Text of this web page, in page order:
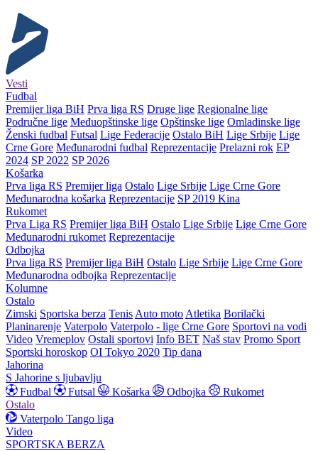
Vesti
Fudbal
Premijer liga BiH Prva liga RS Druge lige Regionalne lige
Područne lige Međuopštinske lige Opštinske lige Omladinske lige
Ženski fudbal Futsal Lige Federacije Ostalo BiH Lige Srbije Lige
Crne Gore Međunarodni fudbal Reprezentacije Prelazni rok EP
2024 SP 2022 SP 2026
Košarka
Prva liga RS Premijer liga Ostalo Lige Srbije Lige Crne Gore
Međunarodna košarka Reprezentacije SP 2019 Kina
Rukomet
Prva Liga RS Premijer liga BiH Ostalo Lige Srbije Lige Crne Gore
Međunarodni rukomet Reprezentacije
Odbojka
Prva liga RS Premijer liga BiH Ostalo Lige Srbije Lige Crne Gore
Međunarodna odbojka Reprezentacije
Kolumne
Ostalo
Zimski Sportska berza Tenis Auto moto Atletika Borilački
Planinarenje Vaterpolo Vaterpolo - lige Crne Gore Sportovi na vodi
Video Vremeplov Ostali sportovi Info BET Naš stav Promo Sport
Sportski horoskop OI Tokyo 2020 Tip dana
Jahorina
S Jahorine s ljubavlju
Fudbal
Futsal Košarka Odbojka
Rukomet
Ostalo
Vaterpolo Tango liga
Video
SPORTSKA BERZA